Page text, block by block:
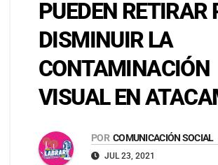
PUEDEN RETIRAR
DISMINUIR LA
CONTAMINACIÓN
VISUAL EN
POR COMUNICACIÓN SOCIAL
JUL 23, 2021